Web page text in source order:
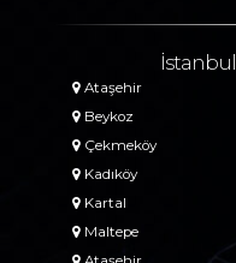
Ataşehir
Beykoz
Çekmeköy
Kadıköy
Kartal
Maltepe